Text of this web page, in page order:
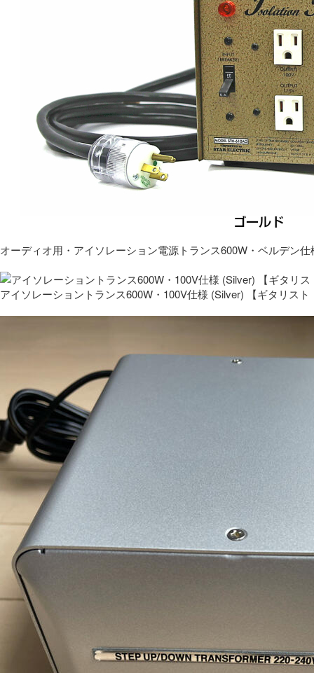
オーディオ用・アイソレーション電源トランス600W・ベルデン仕
アイソレーショントランス600W・100V仕様 (Silver) 【ギタリス